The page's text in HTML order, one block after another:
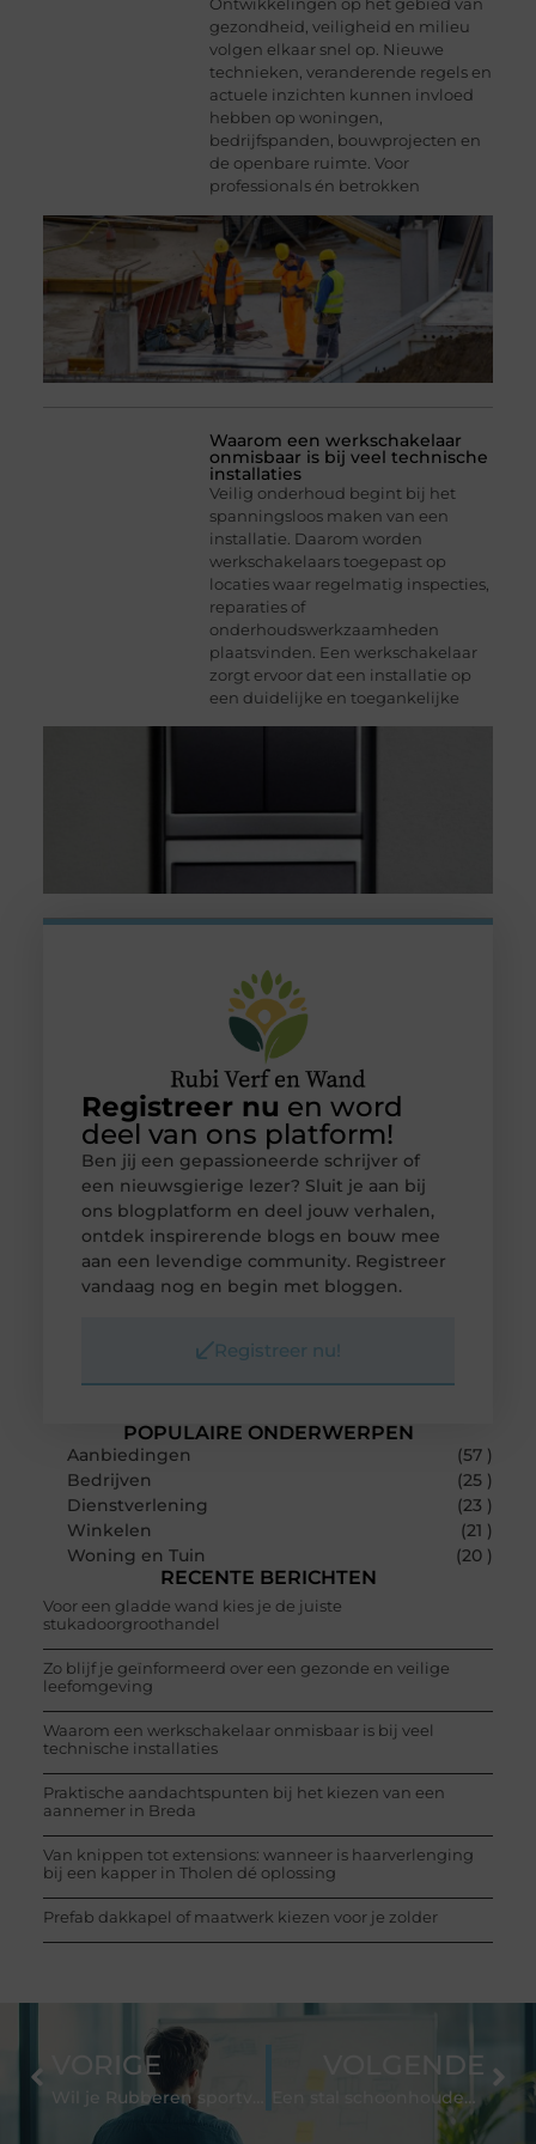
Ontwikkelingen op het gebied van
gezondheid, veiligheid en milieu
volgen elkaar snel op. Nieuwe
technieken, veranderende regels en
actuele inzichten kunnen invloed
hebben op woningen,
bedrijfspanden, bouwprojecten en
de openbare ruimte. Voor
professionals én betrokken
Waarom een werkschakelaar
onmisbaar is bij veel technische
installaties
Veilig onderhoud begint bij het
spanningsloos maken van een
installatie. Daarom worden
werkschakelaars toegepast op
locaties waar regelmatig inspecties,
reparaties of
onderhoudswerkzaamheden
plaatsvinden. Een werkschakelaar
zorgt ervoor dat een installatie op
een duidelijke en toegankelijke
POPULAIRE ONDERWERPEN
Aanbiedingen
(57 )
Bedrijven
(25 )
Dienstverlening
(23 )
Winkelen
(21 )
Woning en Tuin
(20 )
RECENTE BERICHTEN
Voor een gladde wand kies je de juiste
stukadoorgroothandel
Zo blijf je geïnformeerd over een gezonde en veilige
leefomgeving
Waarom een werkschakelaar onmisbaar is bij veel
technische installaties
Praktische aandachtspunten bij het kiezen van een
aannemer in Breda
Van knippen tot extensions: wanneer is haarverlenging
bij een kapper in Tholen dé oplossing
Prefab dakkapel of maatwerk kiezen voor je zolder
Registreer nu en word
deel van ons platform!
Ben jij een gepassioneerde schrijver of
een nieuwsgierige lezer? Sluit je aan bij
ons blogplatform en deel jouw verhalen,
ontdek inspirerende blogs en bouw mee
aan een levendige community. Registreer
vandaag nog en begin met bloggen.
Registreer nu!
VORIGE VOLGENDE
Een stal schoonhouden met een rubberen stalmat